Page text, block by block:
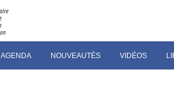
AGENDA NOUVEAUTÉS VIDÉOS